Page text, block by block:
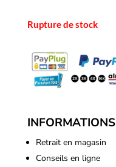
Rupture de stock
INFORMATIONS
Retrait en magasin
Conseils en ligne